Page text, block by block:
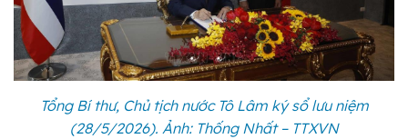
Tổng Bí thư, Chủ tịch nước Tô Lâm ký sổ lưu niệm
(28/5/2026). Ảnh: Thống Nhất – TTXVN